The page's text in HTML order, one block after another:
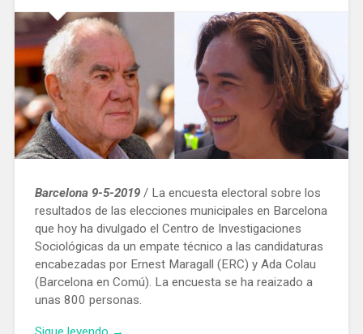
Barcelona 9-5-2019/ La encuesta electoral sobre los
resultados de las elecciones municipales en Barcelona
que hoy ha divulgado el Centro de Investigaciones
Sociológicas da un empate técnico a las candidaturas
encabezadas por Ernest Maragall (ERC) y Ada Colau
(Barcelona en Comú). La encuesta se ha reaizado a
unas 800 personas.
«La